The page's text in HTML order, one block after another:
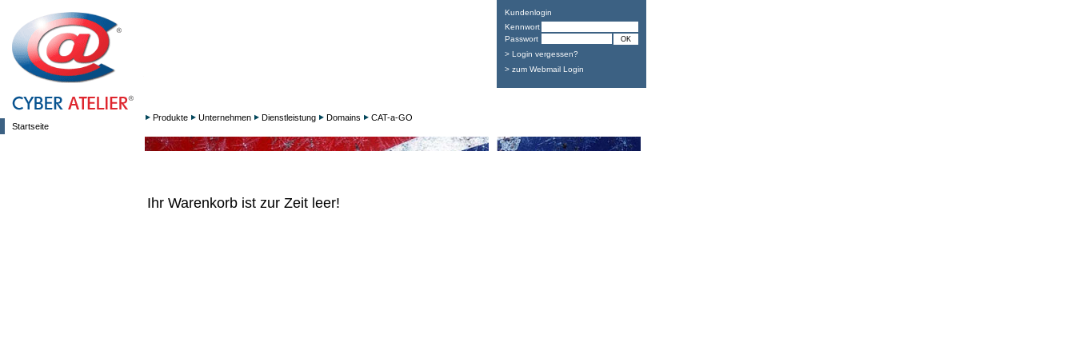
Startseite
Kundenlogin
Kennwort
Passwort
> Login vergessen?
> zum Webmail Login
Produkte Unternehmen Dienstleistung Domains CAT-a-GO
Ihr Warenkorb ist zur Zeit leer!